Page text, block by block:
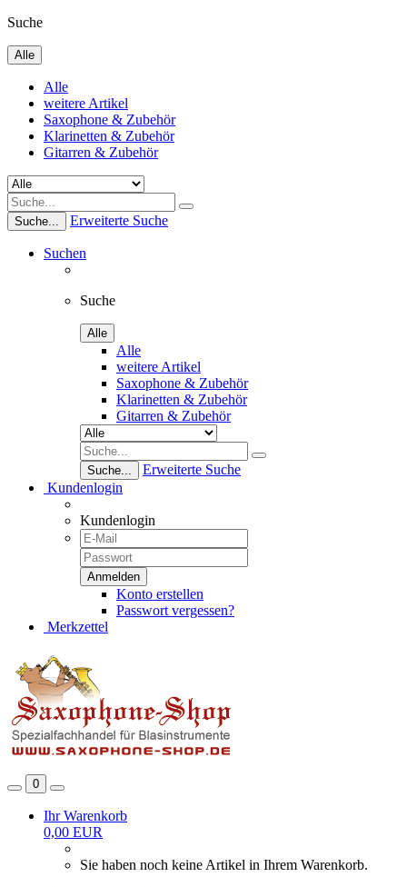
Suche
Alle
Alle
weitere Artikel
Saxophone & Zubehör
Klarinetten & Zubehör
Gitarren & Zubehör
Suche... Erweiterte Suche
Suchen
Suche
Alle
Alle
weitere Artikel
Saxophone & Zubehör
Klarinetten & Zubehör
Gitarren & Zubehör
Suche...
Erweiterte Suche
Kundenlogin
Kundenlogin
Konto erstellen
Passwort vergessen?
Merkzettel
0
Ihr Warenkorb
0,00 EUR
Sie haben noch keine Artikel in Ihrem Warenkorb.